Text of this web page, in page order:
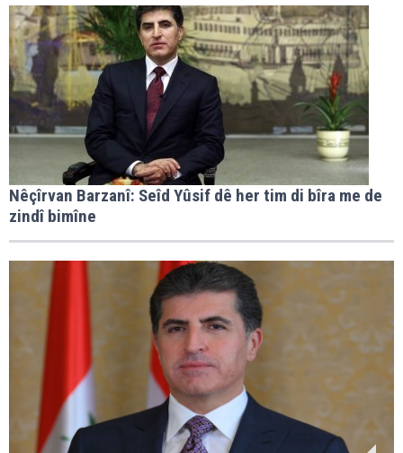
Nêçîrvan Barzanî: Seîd Yûsif dê her tim di bîra me de
zindî bimîne